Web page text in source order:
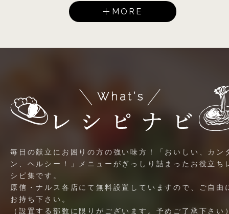
MORE
毎日の献立にお困りの方の強い味方！「おいしい、カン
ン、ヘルシー！」メニューがぎっしり詰まったお役立ち
シピ集です。
原信・ナルス各店にて無料設置していますので、ご自由
お持ち下さい。
（設置する部数に限りがございます。予めご了承下さい